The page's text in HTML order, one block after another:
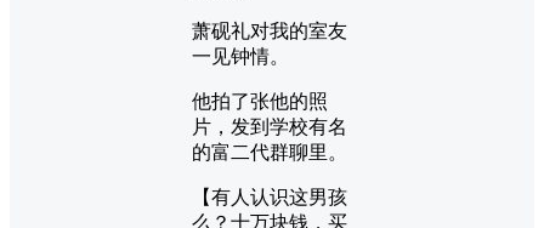
萧砚礼对我的室友
一见钟情。
他拍了张他的照
片，发到学校有名
的富二代群聊里。
【有人认识这男孩
么？十万块钱，买